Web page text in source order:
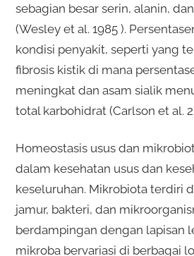
sebagian besar serin, alanin,
(Wesley et al. 1985 ).
kondisi penyakit, seperti yang
fibrosis kistik di mana
meningkat dan asam sialik
total karbohidrat (Carlson et al.
Homeostasis usus dan
dalam kesehatan usus dan
keseluruhan. Mikrobiota terdiri
jamur, bakteri, dan
berdampingan dengan lapisan
mikroba bervariasi di berbagai